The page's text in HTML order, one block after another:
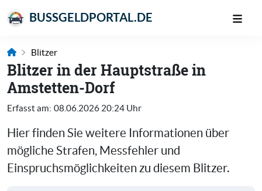
BUSSGELDPORTAL.DE
Blitzer
Blitzer in der Hauptstraße in
Amstetten-Dorf
Erfasst am: 08.06.2026 20:24 Uhr
Hier finden Sie weitere Informationen über
mögliche Strafen, Messfehler und
Einspruchsmöglichkeiten zu diesem Blitzer.